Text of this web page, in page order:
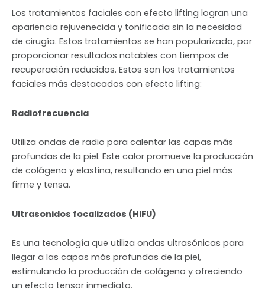
Los tratamientos faciales con efecto lifting logran una
apariencia rejuvenecida y tonificada sin la necesidad
de cirugía. Estos tratamientos se han popularizado, por
proporcionar resultados notables con tiempos de
recuperación reducidos. Estos son los tratamientos
faciales más destacados con efecto lifting:
Radiofrecuencia
Utiliza ondas de radio para calentar las capas más
profundas de la piel. Este calor promueve la producción
de colágeno y elastina, resultando en una piel más
firme y tensa.
Ultrasonidos focalizados (HIFU)
Es una tecnología que utiliza ondas ultrasónicas para
llegar a las capas más profundas de la piel,
estimulando la producción de colágeno y ofreciendo
un efecto tensor inmediato.